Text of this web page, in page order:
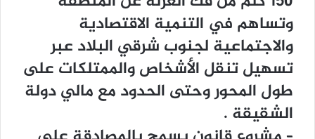
ﻭﺗﺴﺎﻫﻢ ﻓﻲ ﺍﻟﺘﻨﻤﻴﺔ ﺍﻻﻗﺘﺼﺎﺩﻳﺔ
ﻭﺍﻻﺟﺘﻤﺎﻋﻴﺔ ﻟﺠﻨﻮﺏ ﺷﺮﻗﻲ ﺍﻟﺒﻼﺩ ﻋﺒﺮ
ﺗﺴﻬﻴﻞ ﺗﻨﻘﻞ ﺍﻷﺷﺨﺎﺹ ﻭﺍﻟﻤﻤﺘﻠﻜﺎﺕ ﻋﻠﻰ
ﻃﻮﻝ ﺍﻟﻤﺤﻮﺭ ﻭﺣﺘﻰ ﺍﻟﺤﺪﻭﺩ ﻣﻊ ﻣﺎﻟﻲ ﺩﻭﻟﺔ
ﺍﻟﺸﻘﻴﻘﺔ .